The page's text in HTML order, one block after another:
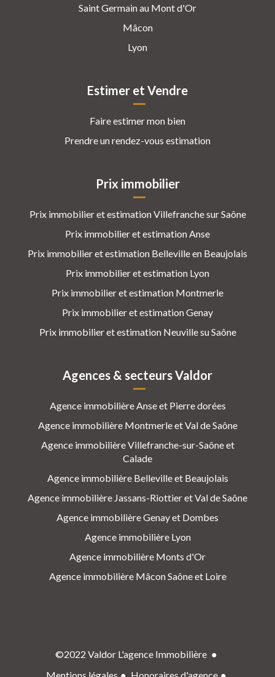
Saint Germain au Mont d'Or
Mâcon
Lyon
Estimer et Vendre
Faire estimer mon bien
Prendre un rendez-vous estimation
Prix immobilier
Prix immobilier et estimation Villefranche sur Saône
Prix immobilier et estimation Anse
Prix immobilier et estimation Belleville en Beaujolais
Prix immobilier et estimation Lyon
Prix immobilier et estimation Montmerle
Prix immobilier et estimation Genay
Prix immobilier et estimation Neuville su Saône
Agences & secteurs Valdor
Agence immobilière Anse et Pierre dorées
Agence immobilière Montmerle et Val de Saône
Agence immobilière Villefranche-sur-Saône et
Calade
Agence immobilière Belleville et Beaujolais
Agence immobilière Jassans-Riottier et Val de Saône
Agence immobilière Genay et Dombes
Agence immobilière Lyon
Agence immobilière Monts d'Or
Agence immobilière Mâcon Saône et Loire
©2022 Valdor L'agence Immobilière